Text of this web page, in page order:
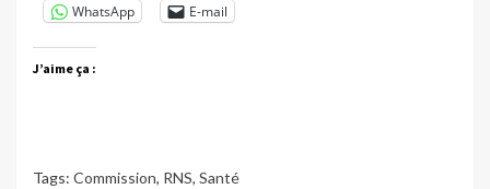
WhatsApp
E-mail
J’aime ça :
Tags: Commission, RNS, Santé